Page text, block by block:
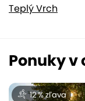
Teplý Vrch
Ponuky v
12 % zľava